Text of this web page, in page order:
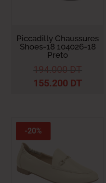
Piccadilly Chaussures
Shoes-18 104026-18
Preto
194.000 DT
155.200 DT
-20%